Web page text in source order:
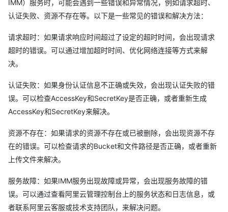
IMM）服务时，可能会遇到一些错误和异常情况，例如请求超时、
认证失败、资源不存在等。以下是一些常见的错误和解决方法：
请求超时：如果请求响应时间超过了设定的超时时间，会出现请求
超时的错误。可以通过增加超时时间、优化网络连接等方式来解
决。
认证失败：如果身份认证信息不正确或失效，会出现认证失败的错
误。可以检查AccessKey和SecretKey是否正确，或者重新生成
AccessKey和SecretKey来解决。
资源不存在：如果请求的资源不存在或已被删除，会出现资源不存
在的错误。可以检查请求的Bucket和文件路径是否正确，或者重新
上传文件来解决。
服务故障：如果IMM服务出现故障或异常，会出现服务故障的错
误。可以通过查看阿里云管理控制台上的服务状态和日志信息，或
者联系阿里云客服或技术支持团队，来解决问题。